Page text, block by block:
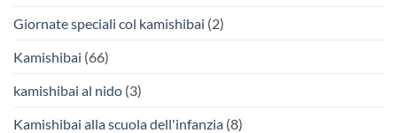
Giornate speciali col kamishibai (2)
Kamishibai (66)
kamishibai al nido (3)
Kamishibai alla scuola dell'infanzia (8)